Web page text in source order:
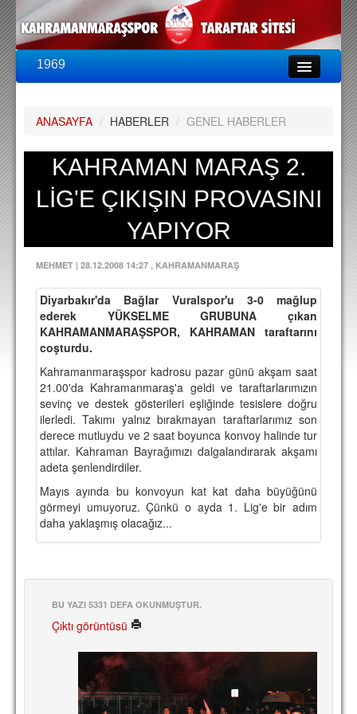
1969
PUAN DURUMU
FİKSTÜR
A TAKIM KADROSU
TEKNİK KADRO
TRANSFERLER
TARAFTAR
BİLETLER
LİSANSLI ÜRÜNLER
MULTİMEDYA
FOTOĞRAF & VİDEOLAR
MARŞ & TEZAHÜRATLAR
KULÜP
AMBLEM
SPOR TESİSLERİ
YÖNETİM KURULU
SPONSORLAR
TARİHÇE
ANASAYFA / HABERLER / GENEL HABERLER
KAHRAMAN MARAŞ 2.
LİG'E ÇIKIŞIN PROVASINI
YAPIYOR
MEHMET | 28.12.2008 14:27 , KAHRAMANMARAŞ
Diyarbakır'da Bağlar Vuralspor'u 3-0 mağlup
ederek YÜKSELME GRUBUNA çıkan
KAHRAMANMARAŞSPOR, KAHRAMAN taraftarını
coşturdu.
Kahramanmaraşspor kadrosu pazar günü akşam saat
21.00'da Kahramanmaraş'a geldi ve taraftarlarımızın
sevinç ve destek gösterileri eşliğinde tesislere doğru
ilerledi. Takımı yalnız bırakmayan taraftarlarımız son
derece mutluydu ve 2 saat boyunca konvoy halinde tur
attılar. Kahraman Bayrağımızı dalgalandırarak akşamı
adeta şenlendirdiler.
Mayıs ayında bu konvoyun kat kat daha büyüğünü
görmeyi umuyoruz. Çünkü o ayda 1. Lig'e bir adım
daha yaklaşmış olacağız...
BU YAZI 5331 DEFA OKUNMUŞTUR.
Çıktı görüntüsü